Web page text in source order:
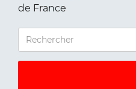
de France
RECHERCHER